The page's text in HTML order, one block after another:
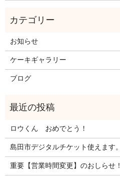
お知らせ
ケーキギャラリー
ブログ
ロウくん おめでとう！
島田市デジタルチケット使えます。
重要【営業時間変更】のおしらせ！